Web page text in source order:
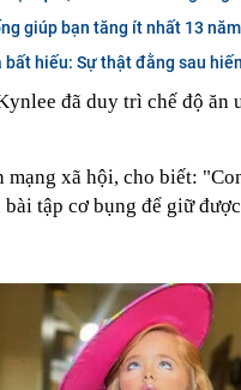
4 tuổi của Bình Minh "dính
gia chủ gọi người kiểm tra rồi
tục, phổi tổn thương hơn
ngay trong nhà
Hà Nội
thầm theo dõi vị trí người
giúp bạn tăng ít nhất 13
hiếu: Sự thật đằng sau
đã duy trì chế độ ăn
xã hội, cho biết:
tập cơ bụng để giữ